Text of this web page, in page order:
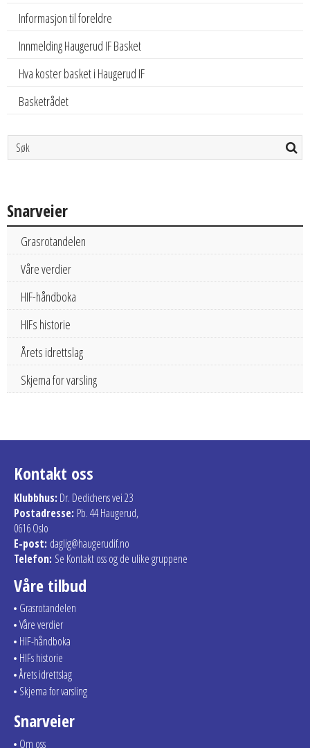
Informasjon til foreldre
Innmelding Haugerud IF Basket
Hva koster basket i Haugerud IF
Basketrådet
Snarveier
Grasrotandelen
Våre verdier
HIF-håndboka
HIFs historie
Årets idrettslag
Skjema for varsling
Kontakt oss
Klubbhus: Dr. Dedichens vei 23
Postadresse: Pb. 44 Haugerud,
0616 Oslo
E-post: daglig@haugerudif.no
Telefon: Se Kontakt oss og de ulike gruppene
Våre tilbud
Grasrotandelen
Våre verdier
HIF-håndboka
HIFs historie
Årets idrettslag
Skjema for varsling
Snarveier
Om oss